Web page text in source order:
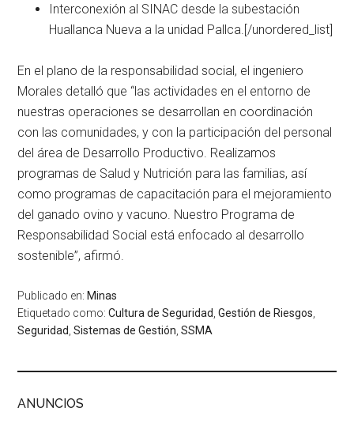
Interconexión al SINAC desde la subestación
Huallanca Nueva a la unidad Pallca.[/unordered_list]
En el plano de la responsabilidad social, el ingeniero
Morales detalló que “las actividades en el entorno de
nuestras operaciones se desarrollan en coordinación
con las comunidades, y con la participación del personal
del área de Desarrollo Productivo. Realizamos
programas de Salud y Nutrición para las familias, así
como programas de capacitación para el mejoramiento
del ganado ovino y vacuno. Nuestro Programa de
Responsabilidad Social está enfocado al desarrollo
sostenible”, afirmó.
Publicado en: Minas
Etiquetado como:Cultura de Seguridad ,Gestión de Riesgos
Seguridad ,Sistemas de Gestión ,SSMA
ANUNCIOS